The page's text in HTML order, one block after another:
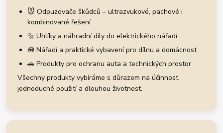
🐭 Odpuzovače škůdců – ultrazvukové, pachové i
kombinované řešení
🔩 Uhlíky a náhradní díly do elektrického nářadí
🧰 Nářadí a praktické vybavení pro dílnu a domácnost
🚗 Produkty pro ochranu auta a technických prostor
Všechny produkty vybíráme s důrazem na účinnost,
jednoduché použití a dlouhou životnost.